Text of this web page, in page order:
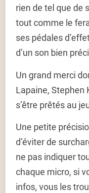
rien de tel que de
tout comme le
ses pédales
d’un son bien
Un grand merci
Lapaine, Stephen
s’être prêtés au
Une petite
d’éviter de
ne pas indiquer
chaque micro, si
infos, vous les